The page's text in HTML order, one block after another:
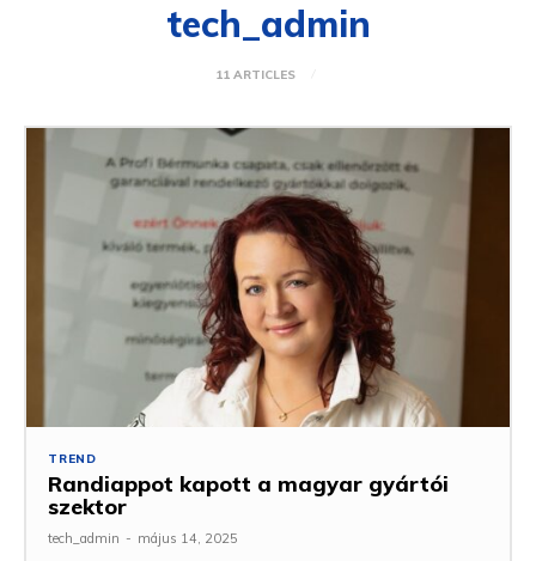
tech_admin
11 ARTICLES
TREND
Randiappot kapott a magyar gyártói
szektor
tech_admin - május 14, 2025